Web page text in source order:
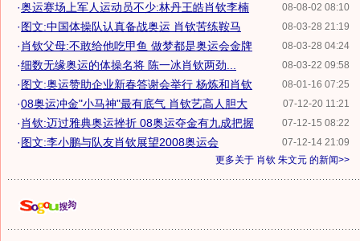
08-08-02 08:10
·奥运赛场上军人运动员不少:林丹王皓肖钦李楠
08-03-28 21:19
·图文:中国体操队认真备战奥运 肖钦苦练鞍马
08-03-28 04:24
·肖钦父母:不敢给他吃甲鱼 做梦都是奥运会金牌
08-03-22 09:58
·细数无缘奥运的体操名将 陈一冰肖钦两劲...
08-01-16 07:25
·图文:奥运赞助企业新春答谢会举行 杨炼和肖钦
07-12-20 11:21
·08奥运冲金"小马神"最有底气 肖钦艺高人胆大
07-12-15 08:22
·肖钦:迈过雅典奥运挫折 08奥运夺金有九成把握
07-12-14 21:09
·图文:李小鹏与队友肖钦展望2008奥运会
更多关于 肖钦 朱文元 的新闻>>